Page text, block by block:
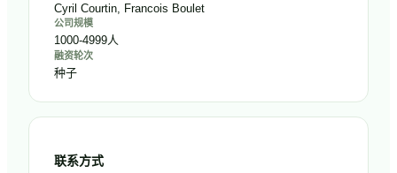
Cyril Courtin, Francois Boulet
公司规模
1000-4999人
融资轮次
种子
联系方式